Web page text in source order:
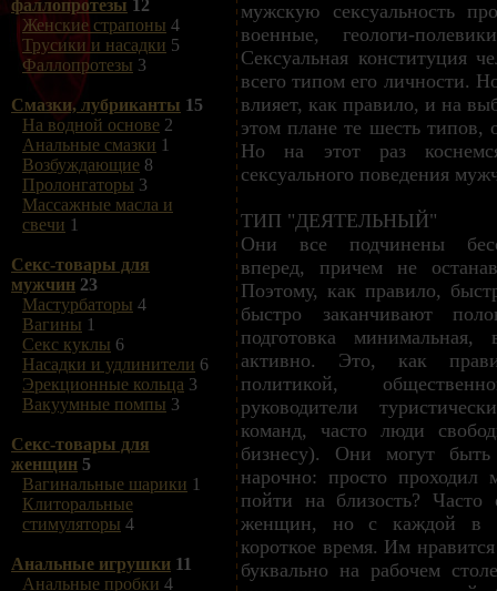
фаллопротезы 12
Женские страпоны 4
Трусики и насадки 5
Фаллопротезы 3
Смазки, лубриканты 15
На водной основе 2
Анальные смазки 1
Возбуждающие 8
Пролонгаторы 3
Массажные масла и
свечи 1
Секс-товары для
мужчин 23
Мастурбаторы 4
Вагины 1
Секс куклы 6
Насадки и удлинители 6
Эрекционные кольца 3
Вакуумные помпы 3
Секс-товары для
женщин 5
Вагинальные шарики 1
Клиторальные
стимуляторы 4
Анальные игрушки 11
Анальные пробки 4
мужскую сексуальность
военные, геологи-
Сексуальная конституция
всего типом его личности.
влияет, как правило, и на
этом плане те шесть
Но на этот раз
сексуального поведения
ТИП "ДЕЯТЕЛЬНЫЙ"
Они все подчинены
вперед, причем не
Поэтому, как правило,
быстро заканчивают
подготовка
активно. Это, как
политикой,
руководители
команд, часто люди
бизнесу). Они могут
нарочно: просто
пойти на близость? Часто
женщин, но с каждой в
короткое время. Им
буквально на рабочем